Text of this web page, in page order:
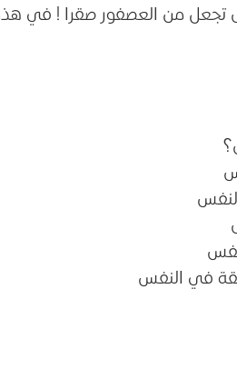
تجعل من العصفور صقرا ! في هذه
في النفس